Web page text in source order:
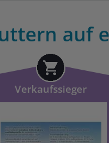
auf
Verkaufssieger